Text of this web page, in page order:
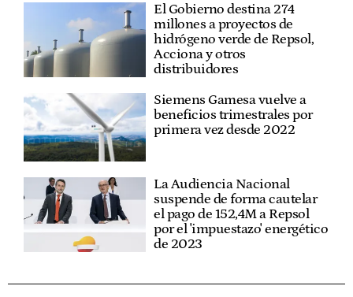
El Gobierno destina 274
millones a proyectos de
hidrógeno verde de Repsol,
Acciona y otros
distribuidores
Siemens Gamesa vuelve a
beneficios trimestrales por
primera vez desde 2022
La Audiencia Nacional
suspende de forma cautelar
el pago de 152,4M a Repsol
por el 'impuestazo' energético
de 2023